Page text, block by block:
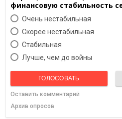
финансовую стабильность
Очень нестабильная
Скорее нестабильная
Cтабильная
Лучше, чем до войны
ГОЛОСОВАТЬ
Оставить комментарий
Архив опросов